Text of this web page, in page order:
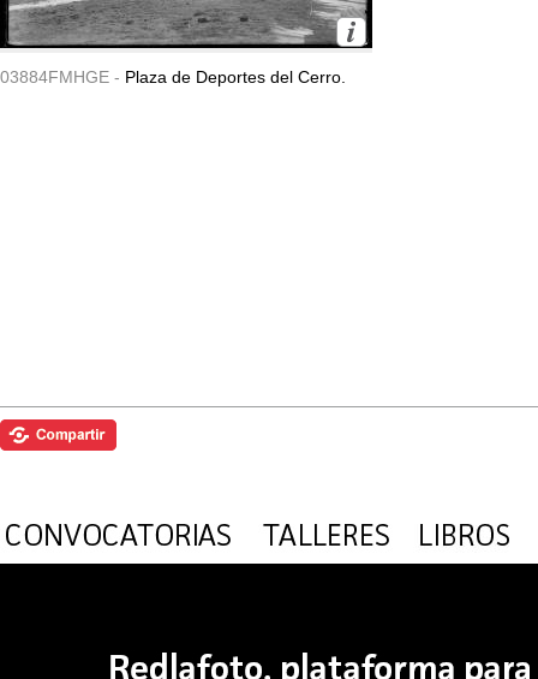
03884FMHGE - Plaza de Deportes del Cerro.